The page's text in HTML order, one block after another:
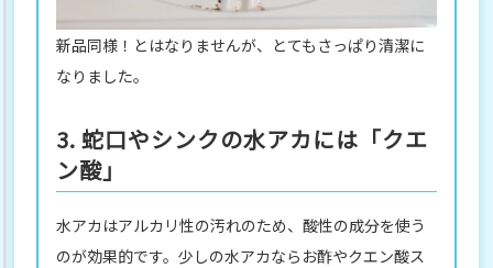
新品同様！とはなりませんが、とてもさっぱり清潔に
なりました。
3. 蛇口やシンクの水アカには「クエ
ン酸」
水アカはアルカリ性の汚れのため、酸性の成分を使う
のが効果的です。少しの水アカならお酢やクエン酸ス